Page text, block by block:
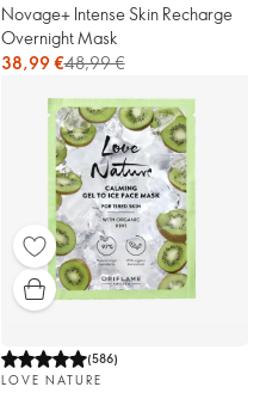
Novage+ Intense Skin Recharge
Overnight Mask
38,99 €48,99 €
(586)
LOVE NATURE